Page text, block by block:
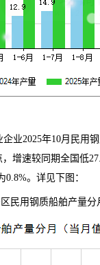
业2025年10月民用
增速较同期全国低
。详见下图：
民用钢质船舶产量分